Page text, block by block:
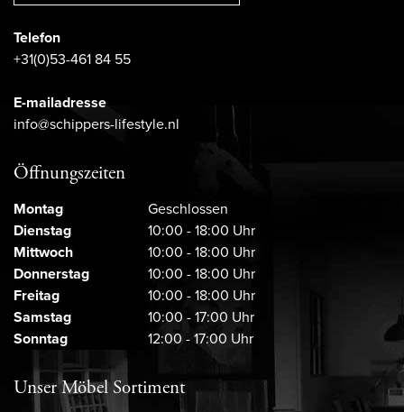
Telefon
+31(0)53-461 84 55
E-mailadresse
info@schippers-lifestyle.nl
Öffnungszeiten
Montag
Geschlossen
Dienstag
10:00 - 18:00 Uhr
Mittwoch
10:00 - 18:00 Uhr
Donnerstag
10:00 - 18:00 Uhr
Freitag
10:00 - 18:00 Uhr
Samstag
10:00 - 17:00 Uhr
Sonntag
12:00 - 17:00 Uhr
Unser Möbel Sortiment